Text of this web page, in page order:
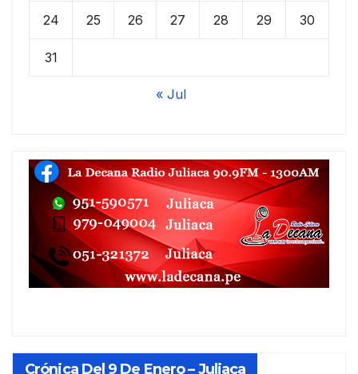
24 25 26 27 28 29 30
31
« Jul
Crónica Del 9 De Enero – Juliaca